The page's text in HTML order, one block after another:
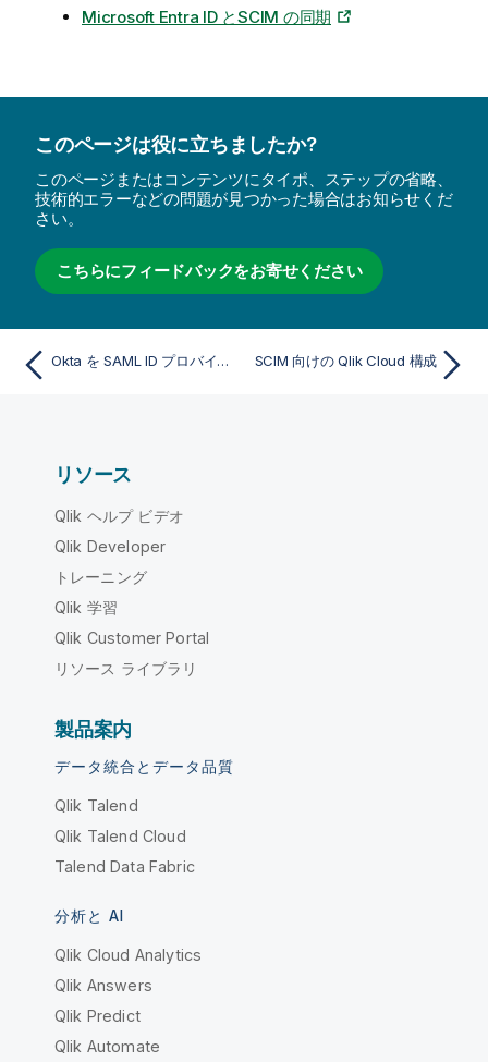
Microsoft Entra ID とSCIM の同期
このページは役に立ちましたか?
このページまたはコンテンツにタイポ、ステップの省略、
技術的エラーなどの問題が見つかった場合はお知らせくだ
さい。
こちらにフィードバックをお寄せください
Okta を SAML ID プロバイダーとして構成する SCIM 向けの Qlik Cloud 構成
リソース
Qlik ヘルプ ビデオ
Qlik Developer
トレーニング
Qlik 学習
Qlik Customer Portal
リソース ライブラリ
製品案内
データ統合とデータ品質
Qlik Talend
Qlik Talend Cloud
Talend Data Fabric
分析と AI
Qlik Cloud Analytics
Qlik Answers
Qlik Predict
Qlik Automate